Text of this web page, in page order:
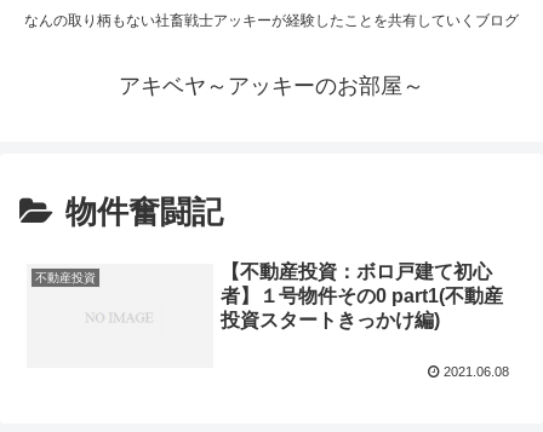
なんの取り柄もない社畜戦士アッキーが経験したことを共有していくブログ
アキベヤ～アッキーのお部屋～
物件奮闘記
不動産投資
【不動産投資：ボロ戸建て初心
者】１号物件その0 part1(不動産
投資スタートきっかけ編)
2021.06.08